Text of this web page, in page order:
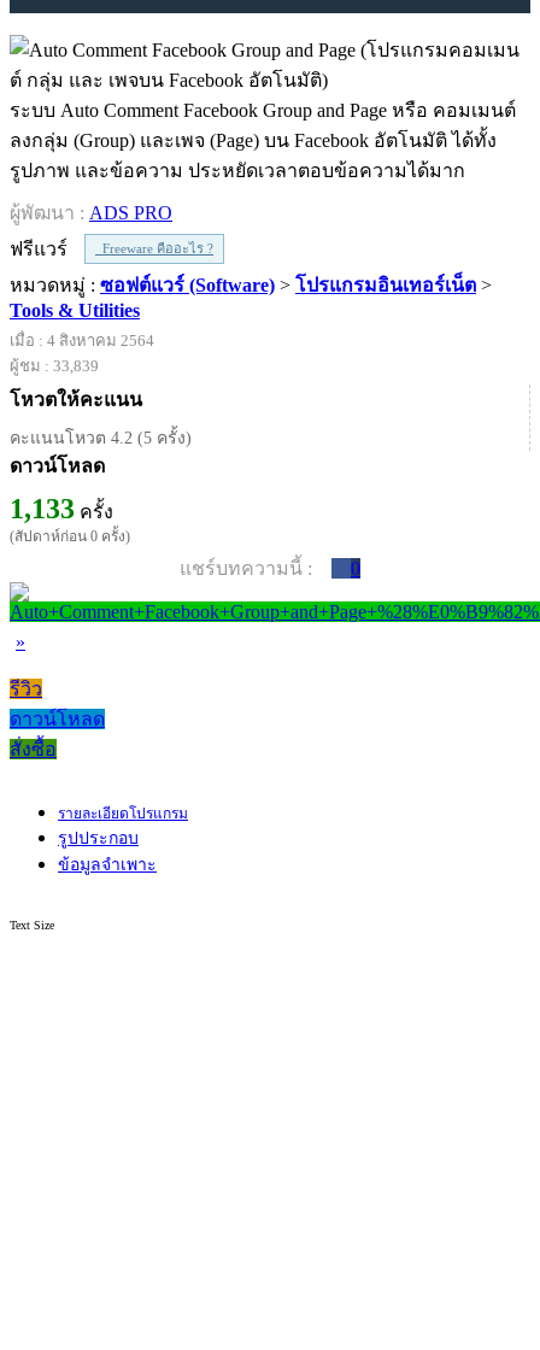
ระบบ Auto Comment Facebook Group and Page หรือ คอมเมนต์
ลงกลุ่ม (Group) และเพจ (Page) บน Facebook อัตโนมัติ ได้ทั้ง
รูปภาพ และข้อความ ประหยัดเวลาตอบข้อความได้มาก
ผู้พัฒนา : ADS PRO
ฟรีแวร์
Freeware คืออะไร ?
หมวดหมู่ : ซอฟต์แวร์ (Software) > โปรแกรมอินเทอร์เน็ต >
Tools & Utilities
เมื่อ : 4 สิงหาคม 2564
ผู้ชม : 33,839
โหวตให้คะแนน
คะแนนโหวต 4.2 (5 ครั้ง)
ดาวน์โหลด
1,133 ครั้ง
(สัปดาห์ก่อน 0 ครั้ง)
แชร์บทความนี้ : 0
»
รีวิว
ดาวน์โหลด
สั่งซื้อ
รายละเอียดโปรแกรม
รูปประกอบ
ข้อมูลจำเพาะ
Text Size